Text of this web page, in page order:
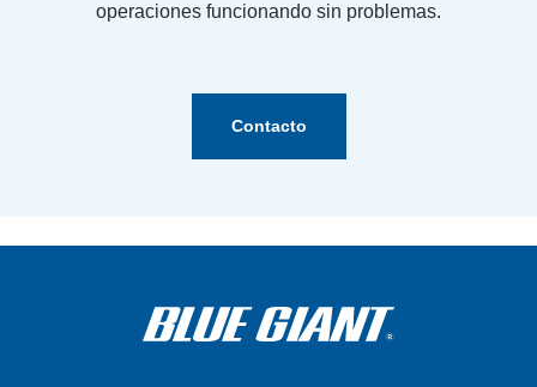
operaciones funcionando sin problemas.
Contacto